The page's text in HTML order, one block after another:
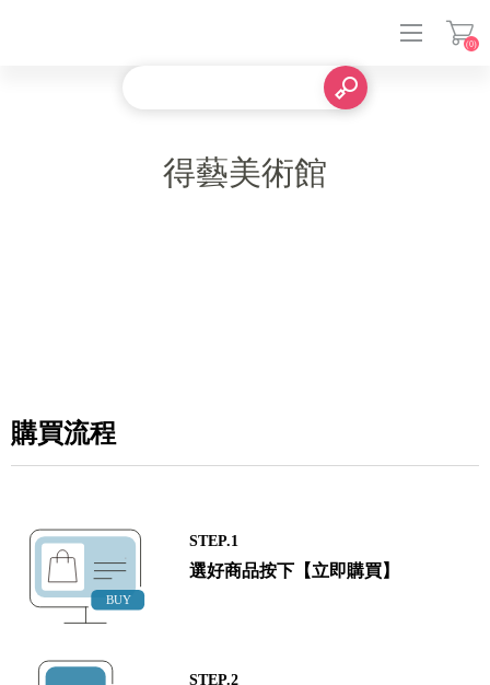
(0)
得藝美術館
購買流程
STEP.1
選好商品按下【立即購買】
STEP.2